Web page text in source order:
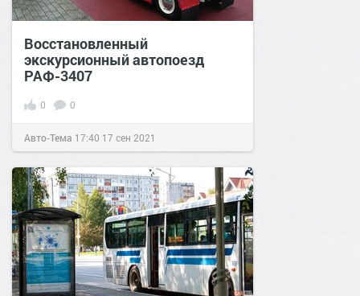
Восстановленный
экскурсионный автопоезд
РАФ-3407
0 0
Авто-Тема 17:40 17 сен 2021